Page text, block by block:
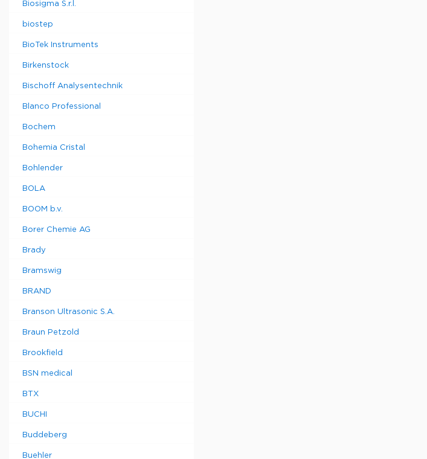
Biosigma S.r.l.
biostep
BioTek Instruments
Birkenstock
Bischoff Analysentechnik
Blanco Professional
Bochem
Bohemia Cristal
Bohlender
BOLA
BOOM b.v.
Borer Chemie AG
Brady
Bramswig
BRAND
Branson Ultrasonic S.A.
Braun Petzold
Brookfield
BSN medical
BTX
BUCHI
Buddeberg
Buehler